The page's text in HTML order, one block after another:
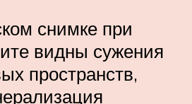
снимке при
видны сужения
пространств,